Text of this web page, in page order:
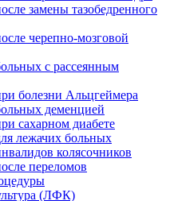
замены тазобедренного
черепно-мозговой
с рассеянным
болезни Альцгеймера
деменцией
сахарном диабете
лежачих больных
колясочников
переломов
(ЛФК)